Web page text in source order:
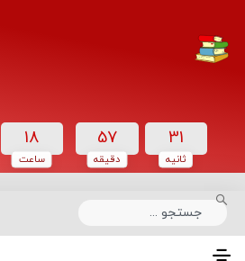
18
ساعت‌
57
دقیقه
31
ثانیه
دسته بندی دوره‌ها